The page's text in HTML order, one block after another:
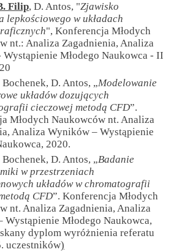
Filip, D. Antos, "Zjawisko
lepkościowego w układach
", Konferencja Młodych
nt.: Analiza Zagadnienia, Analiza
Młodego Naukowca - II
Bochenek, D. Antos, „Modelowanie
układów dozujących
cieczowej metodą CFD”.
Młodych Naukowców nt. Analiza
Analiza Wyników – Wystąpienie
2020.
Bochenek, D. Antos, „Badanie
w przestrzeniach
układów w chromatografii
CFD”. Konferencja Młodych
nt. Analiza Zagadnienia, Analiza
Wystąpienie Młodego Naukowca,
dyplom wyróżnienia referatu
uczestników)